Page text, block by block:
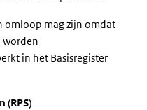
omloop mag zijn omdat
worden
in het Basisregister
(RPS)